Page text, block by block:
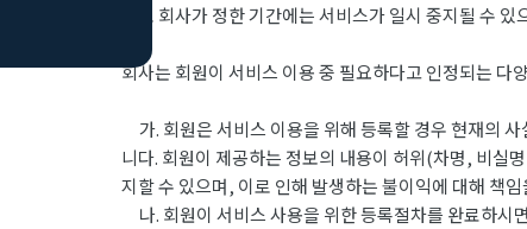
으로 회사가 정한 기간에는 서비스가 일시 중지될 수
회사는 회원이 서비스 이용 중 필요하다고 인정되는 다
가. 회원은 서비스 이용을 위해 등록할 경우 현재의
니다. 회원이 제공하는 정보의 내용이 허위(차명, 비실
지할 수 있으며, 이로 인해 발생하는 불이익에 대해 책
나. 회원이 서비스 사용을 위한 등록절차를 완료하시